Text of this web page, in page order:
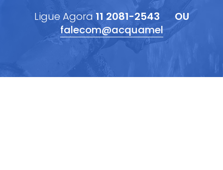
Ligue Agora 11 2081-2543
OU
falecom@acquamel